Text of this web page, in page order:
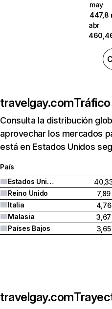
may
447,8
abr
travelgay.com
Consulta la distribución
aprovechar los mercados
está en Estados Unidos
País
Estados Unidos
Reino Unido
7,89
Italia
4,76
Malasia
3,67
Países Bajos
3,65
travelgay.com